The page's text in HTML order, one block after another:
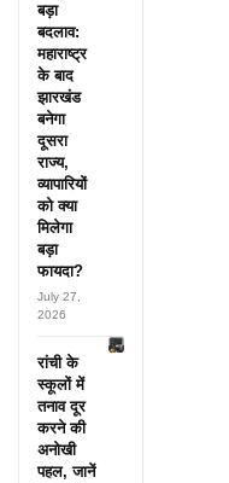
बड़ा
बदलाव:
महाराष्ट्र
के बाद
झारखंड
बनेगा
दूसरा
राज्य,
व्यापारियों
को क्या
मिलेगा
बड़ा
फायदा?
July 27,
2026
रांची के
स्कूलों में
तनाव दूर
करने की
अनोखी
पहल, जानें